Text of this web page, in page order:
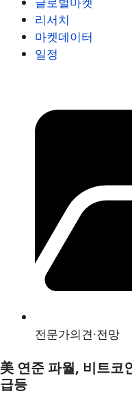
리서치
마켓데이터
일정
전문가의견·전망
美 연준 파월, 비트코
급등